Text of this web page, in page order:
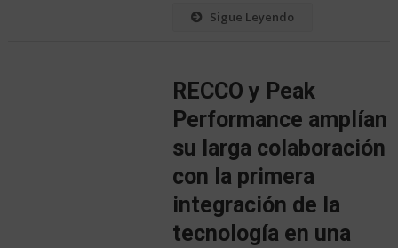
Sigue Leyendo
RECCO y Peak
Performance amplían
su larga colaboración
con la primera
integración de la
tecnología en una